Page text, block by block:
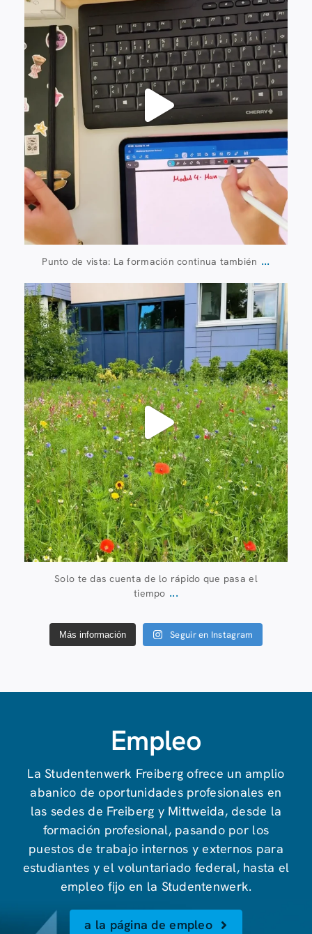
Punto de vista: La formación continua también ...
112 6
Solo te das cuenta de lo rápido que pasa el
tiempo ...
Más información Seguir en Instagram
Empleo
La Studentenwerk Freiberg ofrece un amplio
abanico de oportunidades profesionales en
las sedes de Freiberg y Mittweida, desde la
formación profesional, pasando por los
puestos de trabajo internos y externos para
estudiantes y el voluntariado federal, hasta el
empleo fijo en la Studentenwerk.
a la página de empleo